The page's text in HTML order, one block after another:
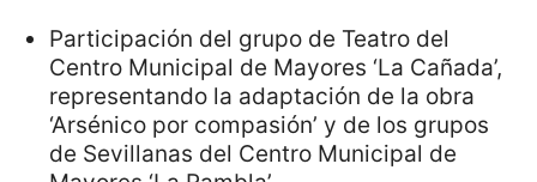
Participación del grupo de Teatro del
Centro Municipal de Mayores ‘La Cañada’,
representando la adaptación de la obra
‘Arsénico por compasión’ y de los grupos
de Sevillanas del Centro Municipal de